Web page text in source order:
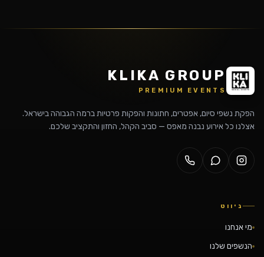
KLIKA GROUP
PREMIUM EVENTS
הפקת נשפי סיום, אפטרים, חתונות והפקות פרטיות ברמה הגבוהה בישראל.
אצלנו כל אירוע נבנה מאפס — סביב הקהל, החזון והתקציב שלכם.
ניווט
מי אנחנו
הנשפים שלנו